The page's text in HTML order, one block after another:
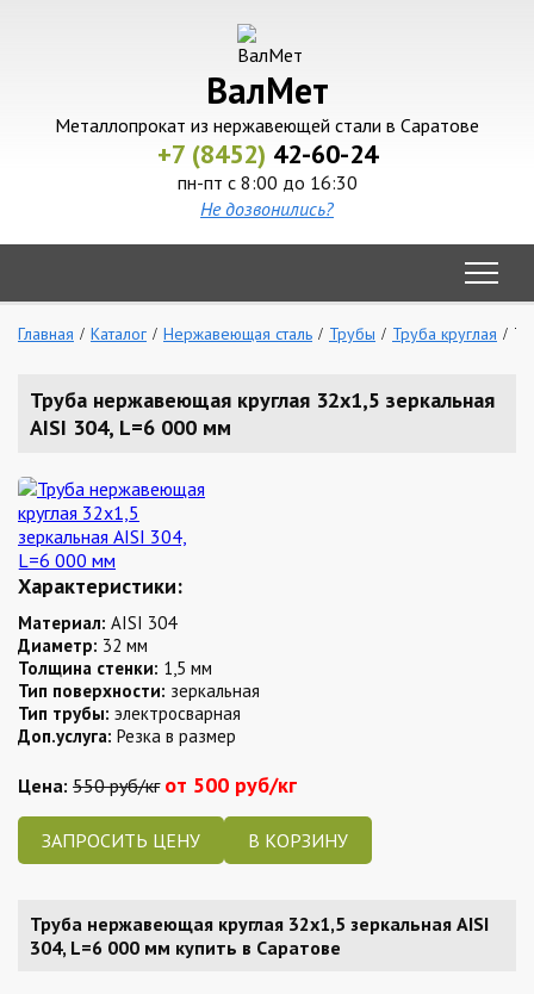
ВалМет
Металлопрокат из нержавеющей стали в Саратове
+7 (8452) 42-60-24
пн-пт с 8:00 до 16:30
Не дозвонились?
Главная Каталог Нержавеющая сталь Трубы Труба круглая
Труба нержавеющая круглая 32х1,5 зеркальная
AISI 304, L=6 000 мм
Характеристики:
Материал: AISI 304
Диаметр: 32 мм
Толщина стенки: 1,5 мм
Тип поверхности: зеркальная
Тип трубы: электросварная
Доп.услуга: Резка в размер
Цена: 550 руб/кг от 500 руб/кг
ЗАПРОСИТЬ ЦЕНУ
Труба нержавеющая круглая 32х1,5 зеркальная AISI
304, L=6 000 мм купить в Саратове